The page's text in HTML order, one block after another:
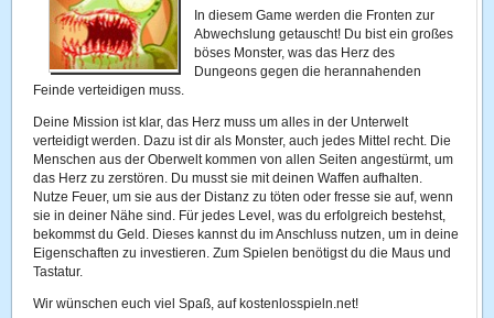
In diesem Game werden die Fronten zur
Abwechslung getauscht! Du bist ein großes
böses Monster, was das Herz des
Dungeons gegen die herannahenden
Feinde verteidigen muss.
Deine Mission ist klar, das Herz muss um alles in der Unterwelt
verteidigt werden. Dazu ist dir als Monster, auch jedes Mittel recht. Die
Menschen aus der Oberwelt kommen von allen Seiten angestürmt, um
das Herz zu zerstören. Du musst sie mit deinen Waffen aufhalten.
Nutze Feuer, um sie aus der Distanz zu töten oder fresse sie auf, wenn
sie in deiner Nähe sind. Für jedes Level, was du erfolgreich bestehst,
bekommst du Geld. Dieses kannst du im Anschluss nutzen, um in deine
Eigenschaften zu investieren. Zum Spielen benötigst du die Maus und
Tastatur.
Wir wünschen euch viel Spaß, auf kostenlosspieln.net!